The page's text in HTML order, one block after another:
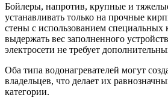
Бойлеры, напротив, крупные и
устанавливать только на прочные
стены с использованием
выдержать вес заполненного
электросети не требует
Оба типа водонагревателей могут
владельцев, что делает их
категории.